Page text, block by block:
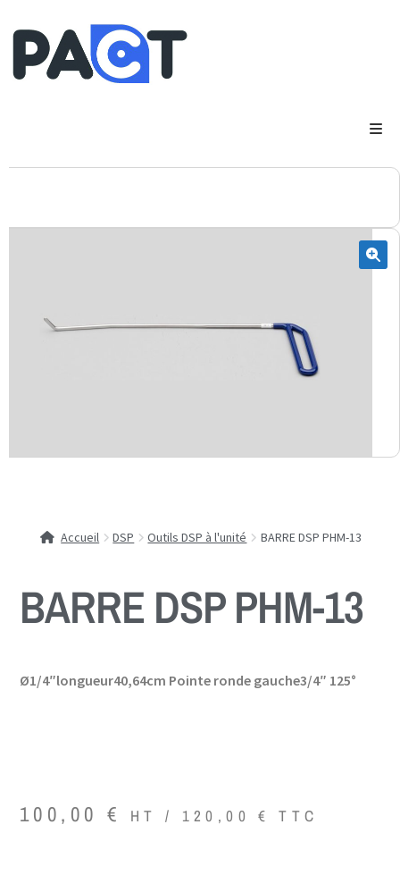
Accueil DSP Outils DSP à l'unité BARRE DSP PHM-13
BARRE DSP PHM-13
Ø1/4″longueur40,64cm Pointe ronde gauche3/4″ 125°
100,00 € HT / 120,00€ TTC